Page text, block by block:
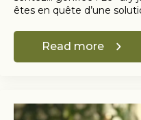
êtes en quête d’une
Read more